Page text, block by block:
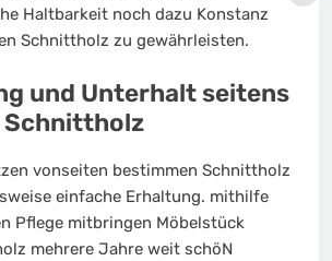
Haltbarkeit noch dazu Konstanz
Schnittholz zu gewährleisten.
und Unterhalt seitens
Schnittholz
vonseiten bestimmen Schnittholz
einfache Erhaltung. mithilfe
Pflege mitbringen Möbelstück
mehrere Jahre weit schöN